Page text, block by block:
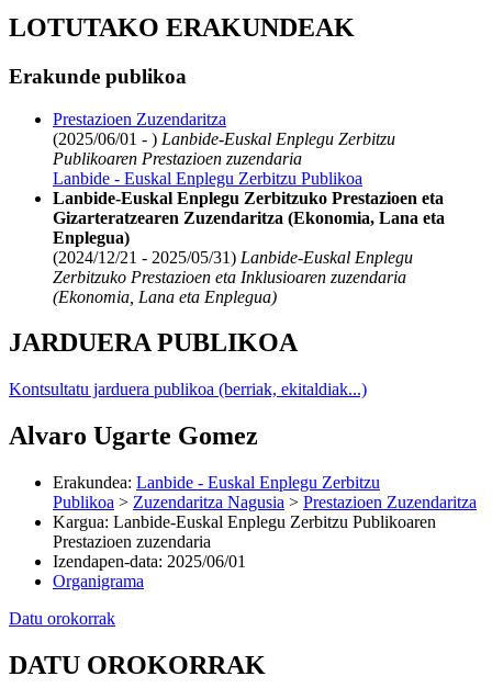
LOTUTAKO ERAKUNDEAK
Erakunde publikoa
Prestazioen Zuzendaritza
(2025/06/01 - ) Lanbide-Euskal Enplegu Zerbitzu
Publikoaren Prestazioen zuzendaria
Lanbide - Euskal Enplegu Zerbitzu Publikoa
Lanbide-Euskal Enplegu Zerbitzuko Prestazioen eta
Gizarteratzearen Zuzendaritza (Ekonomia, Lana eta
Enplegua)
(2024/12/21 - 2025/05/31) Lanbide-Euskal Enplegu
Zerbitzuko Prestazioen eta Inklusioaren zuzendaria
(Ekonomia, Lana eta Enplegua)
JARDUERA PUBLIKOA
Kontsultatu jarduera publikoa (berriak, ekitaldiak...)
Alvaro Ugarte Gomez
Erakundea: Lanbide - Euskal Enplegu Zerbitzu
Publikoa > Zuzendaritza Nagusia > Prestazioen Zuzendaritza
Kargua: Lanbide-Euskal Enplegu Zerbitzu Publikoaren
Prestazioen zuzendaria
Izendapen-data: 2025/06/01
Organigrama
Datu orokorrak
DATU OROKORRAK